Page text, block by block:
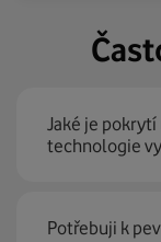
Jaké je
technologie
Pevný internet
Potřebuji k